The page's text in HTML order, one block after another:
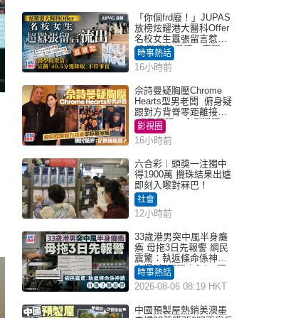
「你個frd廢！」JUPAS
放榜炫耀港大醫科Offer
名校女生囂張留言惹眾
怒 醫學院澄清：宣稱
「40.5分獲錄取」不符事
實｜Juicy叮
時事熱話
16小時前
佘詩曼疑胸壓Chrome
Hearts型男老闆 俯身疑
跟對方背脊零距離接觸
網民驚呼：企側邊唔
得？
影視圈
16小時前
六合彩︱頭獎一注獨中
得1900萬 攪珠結果出爐
即刻入嚟對冧巴！
社會
12小時前
33歲港男突中風半身癱
瘓 母拖3日先報警 網民
震驚：執返條命係神蹟
自爆2個惡習｜Juicy叮
時事熱話
2026-08-06 08:19 HKT
中國預製屋熱銷美澳墨